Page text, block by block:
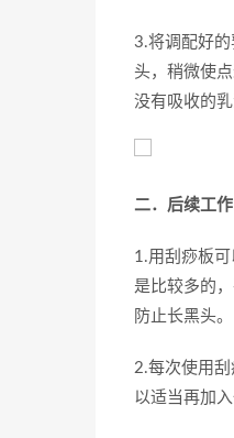
3.将调配好
头，稍微使
没有吸收的
二．后续工作
1.用刮痧板
是比较多的
防止长黑头。
2.每次使用
以适当再加入